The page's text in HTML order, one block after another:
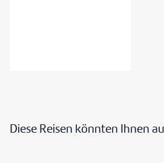
Diese Reisen könnten Ihnen